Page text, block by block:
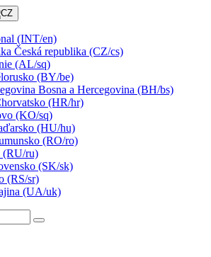
(INT/en)
Česká republika (CZ/cs)
(AL/sq)
(BY/be)
Bosna a Hercegovina (BH/bs)
(HR/hr)
(KO/sq)
(HU/hu)
(RO/ro)
(RU/ru)
(SK/sk)
(RS/sr)
(UA/uk)